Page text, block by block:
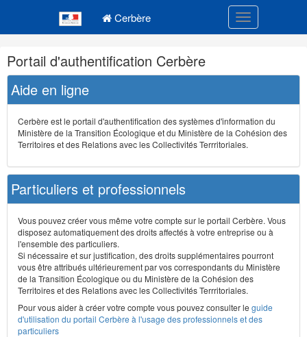
Cerbère Toggle
Navigation
et
outils
annexes
Portail d'authentification Cerbère
Aide en ligne
Cerbère est le portail d'authentification des systèmes d'information du
Ministère de la Transition Écologique et du Ministère de la Cohésion des
Territoires et des Relations avec les Collectivités Terrritoriales.
Particuliers et professionnels
Vous pouvez créer vous même votre compte sur le portail Cerbère. Vous
disposez automatiquement des droits affectés à votre entreprise ou à
l'ensemble des particuliers.
Si nécessaire et sur justification, des droits supplémentaires pourront
vous être attribués ultérieurement par vos correspondants du Ministère
de la Transition Écologique ou du Ministère de la Cohésion des
Territoires et des Relations avec les Collectivités Terrritoriales.
Pour vous aider à créer votre compte vous pouvez consulter le guide
d'utilisation du portail Cerbère à l'usage des professionnels et des
particuliers